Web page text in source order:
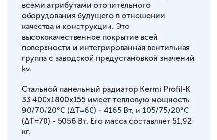
всеми атрибутами отопительного
оборудования будущего в отношении
качества и конструкции. Это
высококачественное покрытие всей
поверхности и интегрированная вентильная
группа с заводской предустановкой значений
kv.
Стальной панельный радиатор Kermi Profil-K
33 400x1800x155 имеет тепловую мощность
90/70/20°С (ΔT=60) - 4165 Вт, и 105/75/20°С
(ΔT=70) - 5056 Вт. Его масса составляет 51,92
кг.